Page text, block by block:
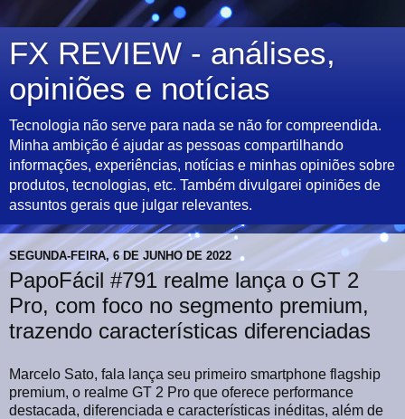
FX REVIEW - análises,
opiniões e notícias
Tecnologia não serve para nada se não for compreendida.
Minha ambição é ajudar as pessoas compartilhando
informações, experiências, notícias e minhas opiniões sobre
produtos, tecnologias, etc. Também divulgarei opiniões de
assuntos gerais que julgar relevantes.
SEGUNDA-FEIRA, 6 DE JUNHO DE 2022
PapoFácil #791 realme lança o GT 2
Pro, com foco no segmento premium,
trazendo características diferenciadas
Marcelo Sato, fala lança seu primeiro smartphone flagship
premium, o realme GT 2 Pro que oferece performance
destacada, diferenciada e características inéditas, além de